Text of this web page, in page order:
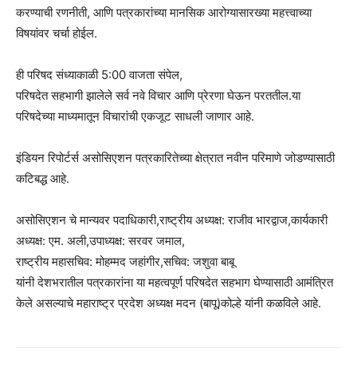
करण्याची रणनीती, आणि पत्रकारांच्या मानसिक आरोग्यासारख्या महत्त्वाच्या
विषयांवर चर्चा होईल.
ही परिषद संध्याकाळी 5:00 वाजता संपेल,
परिषदेत सहभागी झालेले सर्व नवे विचार आणि प्रेरणा घेऊन परततील.या
परिषदेच्या माध्यमातून विचारांची एकजूट साधली जाणार आहे.
इंडियन रिपोर्टर्स असोसिएशन पत्रकारितेच्या क्षेत्रात नवीन परिमाणे जोडण्यासाठी
कटिबद्ध आहे.
असोसिएशन चे मान्यवर पदाधिकारी,राष्ट्रीय अध्यक्ष: राजीव भारद्वाज,कार्यकारी
अध्यक्ष: एम. अली,उपाध्यक्ष: सरवर जमाल,
राष्ट्रीय महासचिव: मोहम्मद जहांगीर,सचिव: जशुवा बाबू
यांनी देशभरातील पत्रकारांना या महत्वपूर्ण परिषदेत सहभाग घेण्यासाठी आमंत्रित
केले असल्याचे महाराष्ट्र प्रदेश अध्यक्ष मदन (बापू)कोल्हे यांनी कळविले आहे.